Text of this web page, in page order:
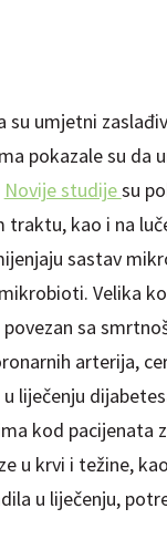
su umjetni
pokazale su da
Novije studijesu
traktu, kao i na
sastav
Velika
sa
arterija,
liječenju
kod pacijenata
u krvi i težine,
u liječenju,